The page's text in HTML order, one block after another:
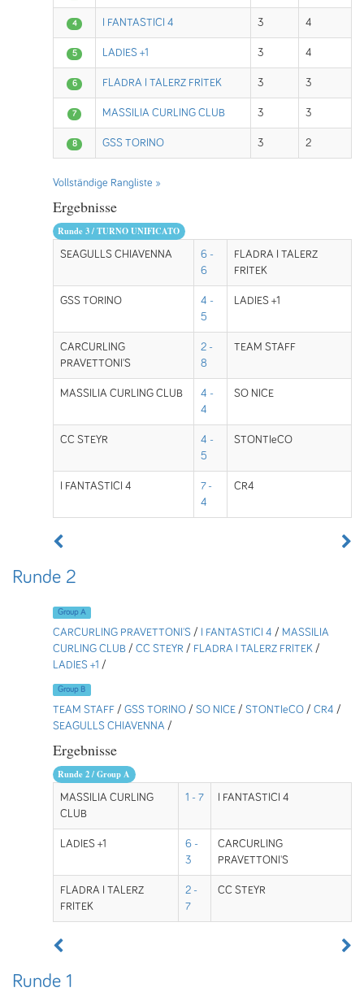
4 I FANTASTICI 4 3 4
5 LADIES +1 3 4
6 FLADRA I TALERZ FRITEK 3 3
7 MASSILIA CURLING CLUB 3 3
8 GSS TORINO 3 2
Vollständige Rangliste »
Ergebnisse
Runde 3 / TURNO UNIFICATO
SEAGULLS CHIAVENNA
6 -
6
FLADRA I TALERZ
FRITEK
GSS TORINO
4 -
5
LADIES +1
CARCURLING
PRAVETTONI'S
2 -
8
TEAM STAFF
MASSILIA CURLING CLUB
4 -
4
SO NICE
CC STEYR
4 -
5
STONTIeCO
I FANTASTICI 4
7 -
4
CR4
Runde 2
Group A
CARCURLING PRAVETTONI'S / I FANTASTICI 4 / MASSILIA
CURLING CLUB / CC STEYR / FLADRA I TALERZ FRITEK /
LADIES +1 /
Group B
TEAM STAFF / GSS TORINO / SO NICE / STONTIeCO / CR4 /
SEAGULLS CHIAVENNA /
Ergebnisse
Runde 2 / Group A
MASSILIA CURLING
CLUB
1 - 7 I FANTASTICI 4
LADIES +1
6 -
3
CARCURLING
PRAVETTONI'S
FLADRA I TALERZ
FRITEK
2 -
7
CC STEYR
Runde 1